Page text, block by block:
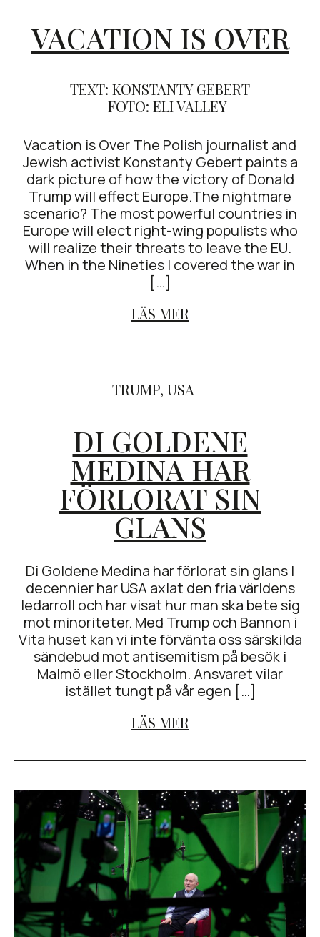
VACATION IS OVER
TEXT: KONSTANTY GEBERT
FOTO: ELI VALLEY
Vacation is Over The Polish journalist and
Jewish activist Konstanty Gebert paints a
dark picture of how the victory of Donald
Trump will effect Europe.The nightmare
scenario? The most powerful countries in
Europe will elect right-wing populists who
will realize their threats to leave the EU.
When in the Nineties I covered the war in
[…]
LÄS MER
TRUMP, USA
DI GOLDENE
MEDINA HAR
FÖRLORAT SIN
GLANS
Di Goldene Medina har förlorat sin glans I
decennier har USA axlat den fria världens
ledarroll och har visat hur man ska bete sig
mot minoriteter. Med Trump och Bannon i
Vita huset kan vi inte förvänta oss särskilda
sändebud mot antisemitism på besök i
Malmö eller Stockholm. Ansvaret vilar
istället tungt på vår egen […]
LÄS MER